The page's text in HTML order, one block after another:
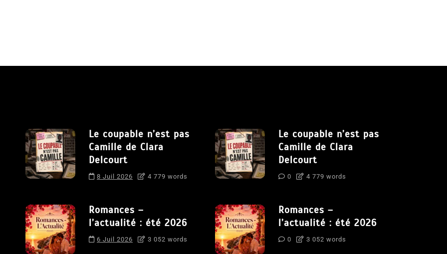
Le coupable n’est pas
Camille de Clara
Delcourt
8 Juil 2026 4 779 words
Romances –
l’actualité : été 2026
6 Juil 2026 3 052 words
Le coupable n’est pas
Camille de Clara
Delcourt
0 4 779 words
Romances –
l’actualité : été 2026
0 3 052 words